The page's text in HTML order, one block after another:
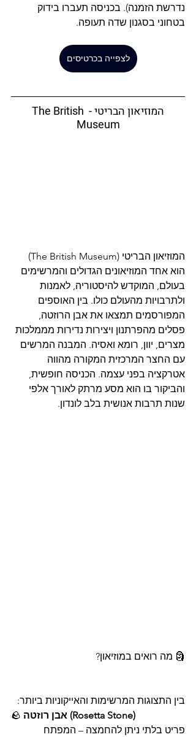
נדרשת הזמנה). בכניסה תעברו בידוק
בטחוני בסגנון שדה תעופה.
לצפייה בכרטיסים
המוזיאון הבריטי - The British
Museum
המוזיאון הבריטי (The British Museum)
הוא אחד המוזיאונים הגדולים והמרשימים
בעולם, המוקדש להיסטוריה, לאמנות
ולתרבויות מהעולם כולו. בין האוספים
המפורסמים תמצאו את אבן הרוזטה,
פסלים מהפרתנון ויצירות נדירות מממלכות
מצרים, יוון, רומא ואסיה. המבנה המרשים
עם החצר המרכזית המקורה מהווה
אטרקציה בפני עצמה. הכניסה חופשית,
והביקור בו הוא מסע מרתק לאורך אלפי
שנות תרבות אנושית בלב לונדון.
🗿 מה רואים במוזיאון?
בין התצוגות המרשימות והאייקוניות ביותר:
🪨
אבן רוזטה (Rosetta Stone)
פריט בלתי ניתן להחמצה – המפתח